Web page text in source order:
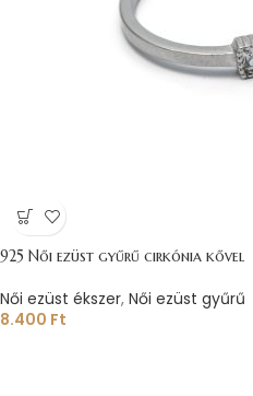
925 Női ezüst gyűrű cirkónia kővel
Női ezüst ékszer, Női ezüst gyűrű
8.400 Ft